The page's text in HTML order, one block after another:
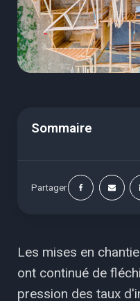
Sommaire
Partager
Les mises en
ont continué de
pression des taux